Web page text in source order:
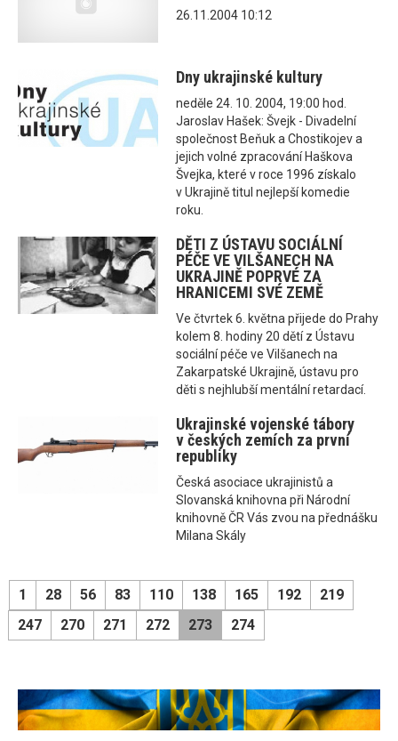
26.11.2004 10:12
Dny ukrajinské kultury
neděle 24. 10. 2004, 19:00 hod.
Jaroslav Hašek: Švejk - Divadelní
společnost Beňuk a Chostikojev a
jejich volné zpracování Haškova
Švejka, které v roce 1996 získalo
v Ukrajině titul nejlepší komedie
roku.
DĚTI Z ÚSTAVU SOCIÁLNÍ
PÉČE VE VILŠANECH NA
UKRAJINĚ POPRVÉ ZA
HRANICEMI SVÉ ZEMĚ
Ve čtvrtek 6. května přijede do Prahy
kolem 8. hodiny 20 dětí z Ústavu
sociální péče ve Vilšanech na
Zakarpatské Ukrajině, ústavu pro
děti s nejhlubší mentální retardací.
Ukrajinské vojenské tábory
v českých zemích za první
republiky
Česká asociace ukrajinistů a
Slovanská knihovna při Národní
knihovně ČR Vás zvou na přednášku
Milana Skály
1 28 56 83 110 138 165 192
219
247
270 271 272 273 274